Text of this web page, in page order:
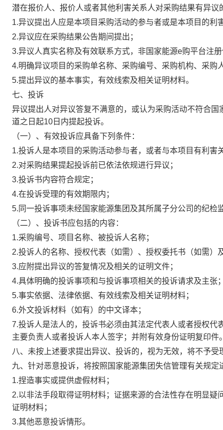
潜在报价人、报价人或者其他利害关系人对采购结果有异
1.异议提出人应是本项目采购活动的参与者或是本项目的利
2.异议应在采购结果公告期间提出；
3.异议人真实名称及有效联系方式，非国家能源e购平台注
4.明确异议项目的采购单名称、采购编号、采购机构、采购
5.提出异议的基本事实，有效线索及相关证明材料。
七、投诉
异议提出人对异议答复不满意的，或认为采购活动不符合
道之日起10日内提起投诉。
（一）、有效投诉应具备下列条件：
1.投诉人是本项目的采购活动参与者，或者与本项目有利害
2.对采购结果提起投诉前已依法依规进行异议；
3.投诉书内容符合规定；
4.在投诉受理的有效期限内；
5.同一投诉事项未经国家能源集团及其所属子分公司的纪检
（二）、投诉书应包括的内容：
1.采购编号、项目名称、被投诉人名称；
2.投诉人的名称、授权代表（如需）、授权委托书（如需）
3.应附提出异议的答复情况及相关的证明文件；
4.具体明确的投诉事项和与投诉事项相关的投诉请求及主张
5.事实依据、法律依据、有效线索及相关证明材料；
6.外文投诉材料（如有）的中文译本；
7.投诉人是法人的，投诉书必须由其法定代表人或者授权
主要负责人或者投诉人本人签字；并附有效身份证明复印件
八、未按上述要求提出异议、投诉的，视为无效，将不予受
九、针对恶意投诉，将按照国家能源集团失信管理有关规定
1.捏造事实或提供虚假材料；
2.以非法手段取得证明材料；证据来源的合法性存在明显
证明材料；
3.其他恶意投诉情形。